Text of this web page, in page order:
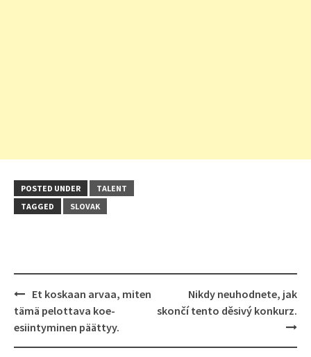
POSTED UNDER
TALENT
TAGGED
SLOVAK
Post
navigation
Et koskaan arvaa, miten
tämä pelottava koe-
esiintyminen päättyy.
Nikdy neuhodnete, jak
skončí tento děsivý konkurz.